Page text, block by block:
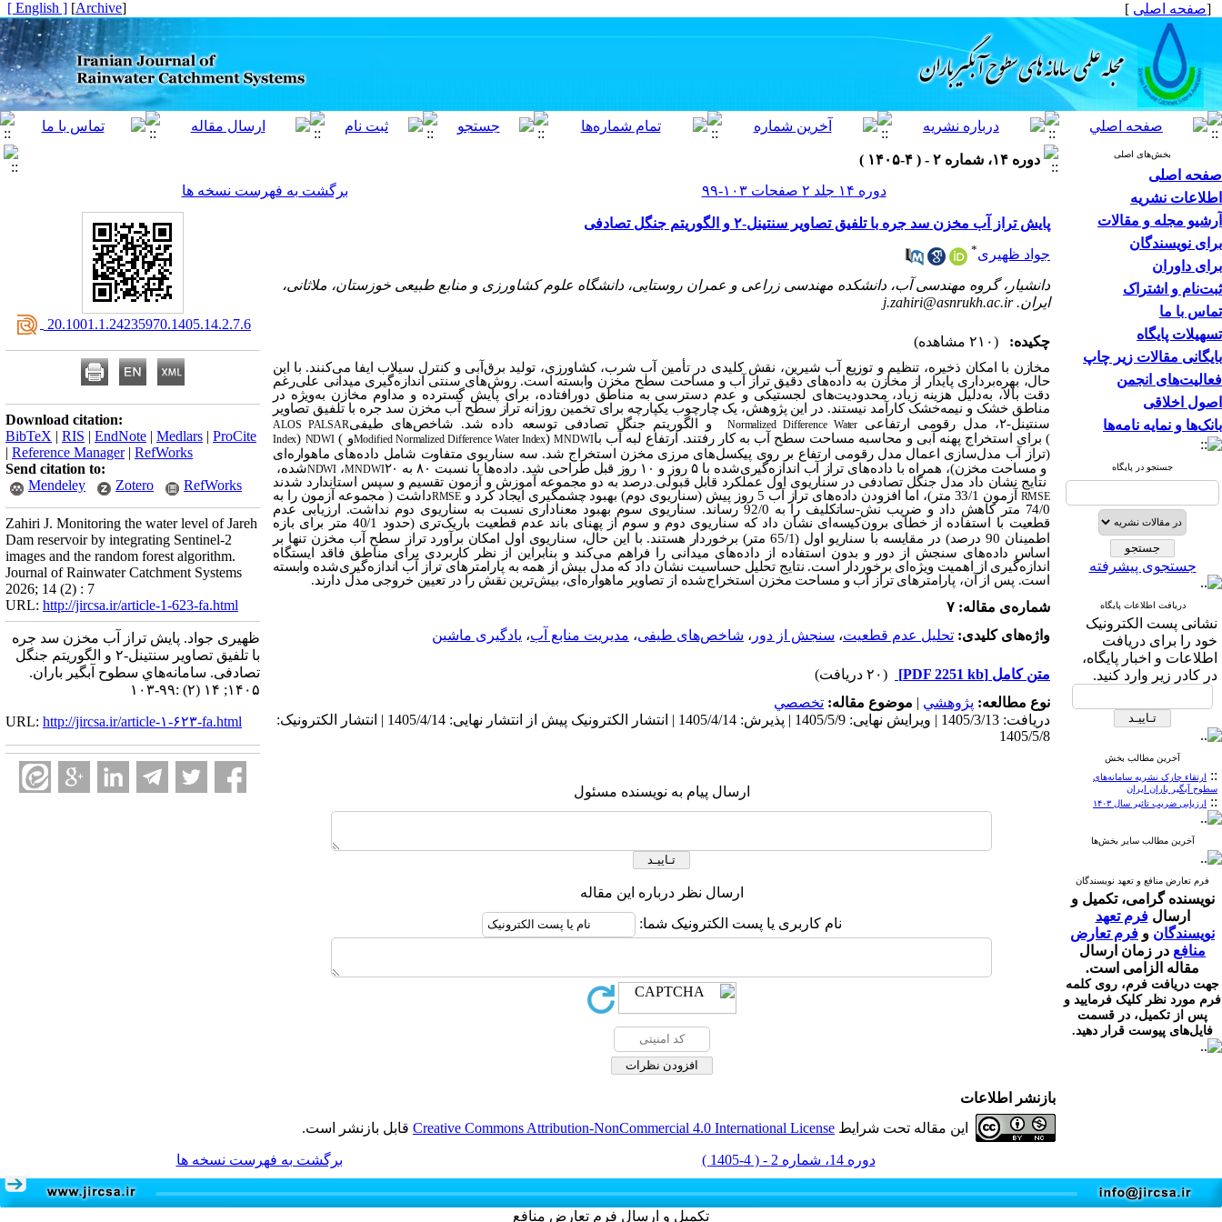
[صفحه اصلی ]
[
Archive
]
[ English ]
بخش‌های اصلی
صفحه اصلی
اطلاعات نشریه
آرشیو مجله و مقالات
برای نویسندگان
برای داوران
ثبت‌نام و اشتراک
تماس با ما
تسهیلات پایگاه
بایگانی مقالات زیر چاپ
فعالیت‌های انجمن
اصول اخلاقی
بانک‌ها و نمایه نامه‌ها
جستجو در پایگاه
جستجوی پیشرفته
دریافت اطلاعات پایگاه
نشانی پست الکترونیک
خود را برای دریافت
اطلاعات و اخبار پایگاه،
در کادر زیر وارد کنید.
آخرین مطالب بخش
:: ارتقاء چارک نشریه سامانه‌های
سطوح آبگیر باران ایران
:: ارزیابی ضریب تاثیر سال ۱۴۰۳
آخرین مطالب سایر بخش‌ها
فرم تعارض منافع و تعهد نویسندگان
نویسنده گرامی، تکمیل و
ارسالفرم تعهد
نویسندگان و فرم تعارض
منافع در زمان ارسال
مقاله الزامی است.
جهت دریافت فرم، روی کلمه
فرم مورد نظر کلیک فرمایید و
پس از تکمیل، در قسمت
فایل‌های پیوست قرار دهید.
دوره ۱۴، شماره ۲ - ( ۴-۱۴۰۵ )
دوره ۱۴ جلد ۲ صفحات ۱۰۳-۹۹
برگشت به فهرست نسخه ها
پایش تراز آب مخزن سد جره با تلفیق تصاویر سنتینل-۲ و الگوریتم جنگل تصادفی
جواد ظهیری*
دانشیار، گروه مهندسی آب، دانشکده مهندسی زراعی و عمران روستایی، دانشگاه علوم کشاورزی و منابع طبیعی خوزستان، ملاثانی،
ایران. j.zahiri@asnrukh.ac.ir
چکیده: (۲۱۰ مشاهده)
مخازن با امکان ذخیره، تنظیم و توزیع آب شیرین، نقش کلیدی در تأمین آب شرب، کشاورزی، تولید برق‌آبی و کنترل سیلاب ایفا می‌کنند. با این
حال، بهره‌برداری پایدار از مخازن به داده‌های دقیق تراز آب و مساحت سطح مخزن وابسته است. روش‌های سنتی اندازه‌گیری میدانی علی‌رغم
دقت بالا، به‌دلیل هزینه زیاد، محدودیت‌های لجستیکی و عدم دسترسی به مناطق دورافتاده، برای پایش گسترده و مداوم مخازن به‌ویژه در
مناطق خشک و نیمه‌خشک کارآمد نیستند. در این پژوهش، یک چارچوب یکپارچه برای تخمین روزانه تراز سطح آب مخزن سد جره با تلفیق تصاویر
سنتینل-۲، مدل رقومی ارتفاعی
ALOS PALSARو الگوریتم جنگل تصادفی توسعه داده شد. شاخص‌های طیفی
Normalized Difference Water
Index( NDWI ) وModified Normalized Difference Water Index(MNDWI) برای استخراج پهنه آبی و محاسبه مساحت سطح آب به کار رفتند. ارتفاع لبه آب با
اعمال مدل رقومی ارتفاع بر روی پیکسل‌های مرزی مخزن استخراج شد. سه سناریوی متفاوت شامل داده‌های ماهواره‌ای
(تراز آب مدل‌سازی
شده،NDWI ،MNDWIو مساحت مخزن)، همراه با داده‌های تراز آب اندازه‌گیری‌شده با ۵ روز و ۱۰ روز قبل طراحی شد. داده‌ها با نسبت ۸۰ به ۲۰
درصد به دو مجموعه آموزش و آزمون تقسیم و سپس استاندارد شدند.نتایج نشان داد مدل جنگل تصادفی در سناریوی اول عملکرد قابل قبولی
داشت (RMSE آزمون 33/1 متر)، اما افزودن داده‌های تراز آب 5 روز پیش (سناریوی دوم) بهبود چشمگیری ایجاد کرد و RMSE
مجموعه آزمون را به
74/0 متر کاهش داد و ضریب نش-ساتکلیف را به 92/0 رساند. سناریوی سوم بهبود معناداری نسبت به سناریوی دوم نداشت. ارزیابی عدم
قطعیت با استفاده از خطای برون‌کیسه‌ای نشان داد که سناریوی دوم و سوم از پهنای باند عدم قطعیت باریک‌تری (حدود 40/1 متر برای بازه
اطمینان 90
درصد) در مقایسه با سناریو اول (65/1 متر) برخوردار هستند. با این حال، سناریوی اول امکان برآورد تراز سطح آب مخزن تنها بر
اساس داده‌های سنجش ‌از دور و بدون استفاده از داده‌های میدانی را فراهم می‌کند و بنابراین از نظر کاربردی برای مناطق فاقد ایستگاه
اندازه‌گیری از اهمیت ویژه‌ای برخوردار است. نتایج تحلیل حساسیت نشان داد که مدل بیش از همه به پارامترهای تراز آب اندازه‌گیری‌شده وابسته
است. پس از آن، پارامترهای تراز آب و مساحت مخزن استخراج‌شده از تصاویر ماهواره‌ای، بیش‌ترین نقش را در تعیین خروجی مدل دارند.
شماره‌ی مقاله: ۷
واژه‌های کلیدی: تحلیل عدم قطعیت، سنجش از دور ، شاخص‌های طیفی، مدیریت منابع آب، یادگیری ماشین
متن کامل [PDF 2251 kb]
(۲۰ دریافت)
نوع مطالعه: پژوهشي | موضوع مقاله: تخصصي
دریافت: 1405/3/13 | ویرایش نهایی: 1405/5/9 | پذیرش: 1405/4/14 | انتشار الکترونیک پیش از انتشار نهایی: 1405/4/14 | انتشار الکترونیک:
1405/5/8
ارسال پیام به نویسنده مسئول
ارسال نظر درباره این مقاله
نام کاربری یا پست الکترونیک شما:
‎ 20.1001.1.24235970.1405.14.2.7.6
Download citation:
BibTeX | RIS | EndNote | Medlars | ProCite
| Reference Manager| RefWorks
Send citation to:
Mendeley
Zotero RefWorks
Zahiri J. Monitoring the water level of Jareh
Dam reservoir by integrating Sentinel-2
images and the random forest algorithm.
Journal of Rainwater Catchment Systems
2026; 14 (2) : 7
URL: http://jircsa.ir/article-1-623-fa.html
ظهیری جواد. پایش تراز آب مخزن سد جره
با تلفیق تصاویر سنتینل-۲ و الگوریتم جنگل
تصادفی. سامانه‌هاي سطوح آبگير باران.
۱۴۰۵; ۱۴ (۲) :۹۹-۱۰۳
URL: http://jircsa.ir/article-۱-۶۲۳-fa.html
بازنشر اطلاعات
این مقاله تحت شرایط Creative Commons Attribution-NonCommercial 4.0 International License قابل بازنشر است.
دوره 14، شماره 2 - ( 4-1405 ) برگشت به فهرست نسخه ها
تکمیل و ارسال فرم تعارض منافع